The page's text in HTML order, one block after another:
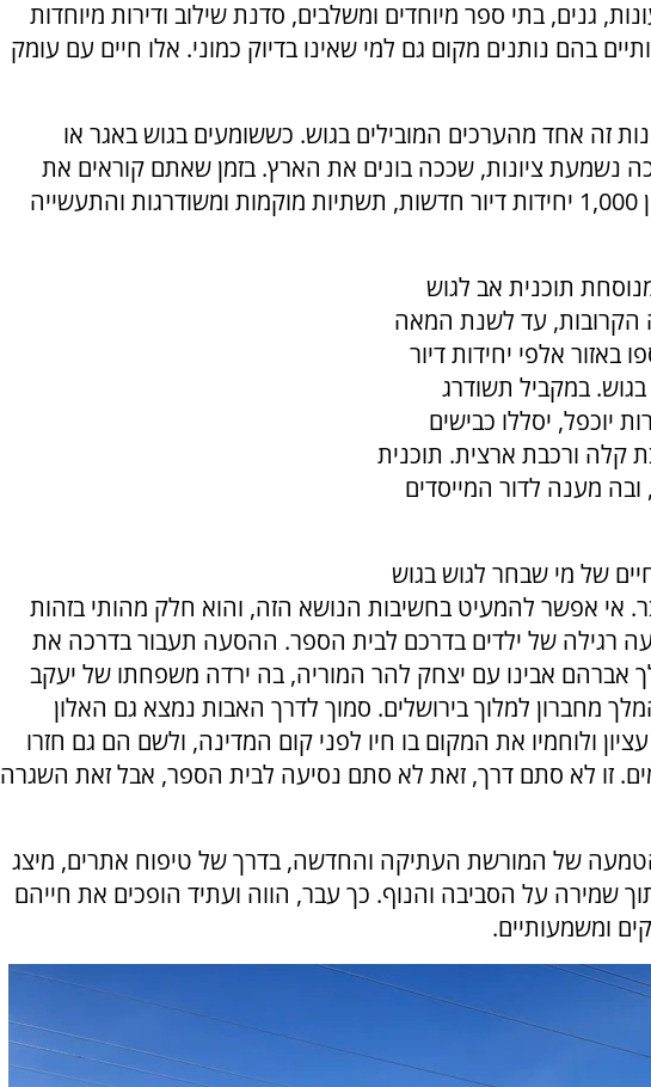
גנים, בתי ספר מיוחדים ומשלבים, סדנת שילוב ודירות מיוחדות
בהם נותנים מקום גם למי שאינו בדיוק כמוני. אלו חיים עם עומק
זה אחד מהערכים המובילים בגוש. כששומעים בגוש באגר או
נשמעת ציונות, שככה בונים את הארץ. בזמן שאתם קוראים את
השורות האלה נבנות בגוש עציון 1,000 יחידות דיור חדשות, תשתיות מוקמות ומשודרגות והתעשייה
תוכנית אב לגוש
הקרובות, עד לשנת המאה
באזור אלפי יחידות דיור
בגוש. במקביל תשודרג
יוכפל, יסללו כבישים
קלה ורכבת ארצית. תוכנית
מענה לדור המייסדים
של מי שבחר לגוש בגוש
אי אפשר להמעיט בחשיבות הנושא הזה, והוא חלק מהותי בזהות
רגילה של ילדים בדרכם לבית הספר. ההסעה תעבור בדרכה את
אברהם אבינו עם יצחק להר המוריה, בה ירדה משפחתו של יעקב
מחברון למלוך בירושלים. סמוך לדרך האבות נמצא גם האלון
ולוחמיו את המקום בו חיו לפני קום המדינה, ולשם הם גם חזרו
זו לא סתם דרך, זאת לא סתם נסיעה לבית הספר, אבל זאת השגרה
של המורשת העתיקה והחדשה, בדרך של טיפוח אתרים, מיצג
תוך שמירה על הסביבה והנוף. כך עבר, הווה ועתיד הופכים את חייהם
ומשמעותיים.